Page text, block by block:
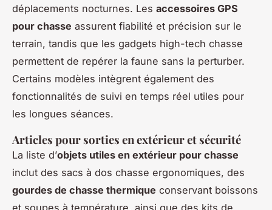
déplacements nocturnes. Les accessoires GPS
pour chasse assurent fiabilité et précision sur le
terrain, tandis que les gadgets high-tech chasse
permettent de repérer la faune sans la perturber.
Certains modèles intègrent également des
fonctionnalités de suivi en temps réel utiles pour
les longues séances.
Articles pour sorties en extérieur et sécurité
La liste d’objets utiles en extérieur pour chasse
inclut des sacs à dos chasse ergonomiques, des
gourdes de chasse thermique conservant boissons